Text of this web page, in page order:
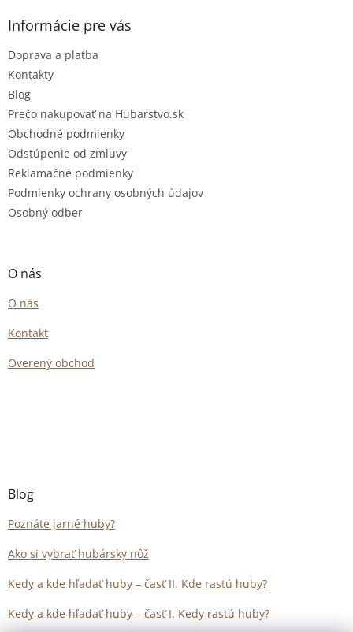
Informácie pre vás
Doprava a platba
Kontakty
Blog
Prečo nakupovať na Hubarstvo.sk
Obchodné podmienky
Odstúpenie od zmluvy
Reklamačné podmienky
Podmienky ochrany osobných údajov
Osobný odber
O nás
O nás
Kontakt
Overený obchod
Blog
Poznáte jarné huby?
Ako si vybrať hubársky nôž
Kedy a kde hľadať huby – časť II. Kde rastú huby?
Kedy a kde hľadať huby – časť I. Kedy rastú huby?